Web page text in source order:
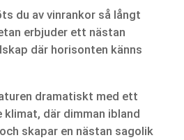
du av vinrankor så långt
erbjuder ett nästan
där horisonten känns
dramatiskt med ett
där dimman ibland
skapar en nästan sagolik